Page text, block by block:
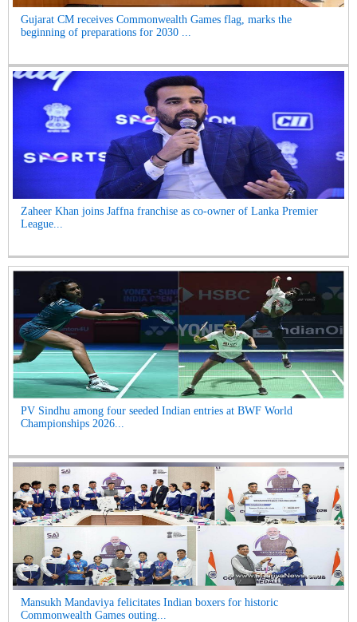
Gujarat CM receives Commonwealth Games flag, marks the
beginning of preparations for 2030 ...
Zaheer Khan joins Jaffna franchise as co-owner of Lanka Premier
League...
PV Sindhu among four seeded Indian entries at BWF World
Championships 2026...
Mansukh Mandaviya felicitates Indian boxers for historic
Commonwealth Games outing...